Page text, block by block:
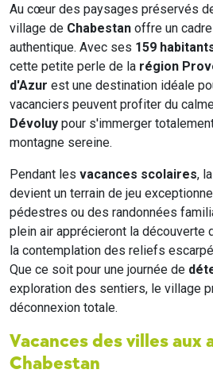
Au cœur des paysages préservés
village de Chabestan offre un
authentique. Avec ses 159
cette petite perle de la région
d'Azur est une destination idéale
vacanciers peuvent profiter du
Dévoluy pour s'immerger
montagne sereine.
Pendant les vacances scolaires,
devient un terrain de jeu
pédestres ou des randonnées
plein air apprécieront la découverte
la contemplation des reliefs
Que ce soit pour une journée de
exploration des sentiers, le village
déconnexion totale.
Vacances des villes aux
Chabestan